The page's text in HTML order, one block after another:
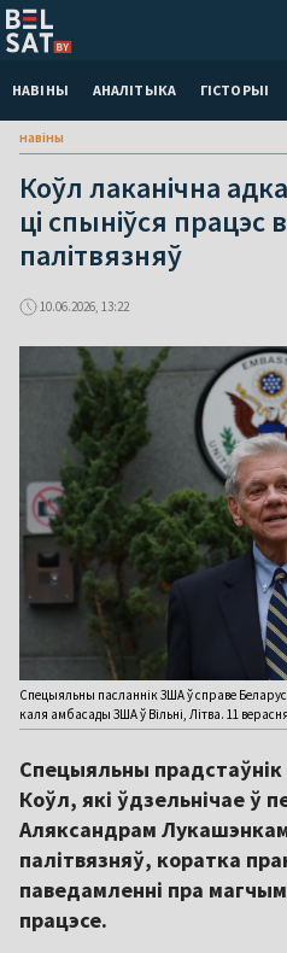
НАВІНЫ АНАЛІТЫКА ГІСТОРЫІ
навіны
Коўл лаканічна
ці спыніўся працэс
палітвязняў
10.06.2026, 13:22
Спецыяльны пасланнік ЗША ў справе
каля амбасады ЗША ў Вільні, Літва. 11
Спецыяльны
Коўл, які ўдзельнічае ў
Аляксандрам
палітвязняў, коратка
паведамленні пра
працэсе.